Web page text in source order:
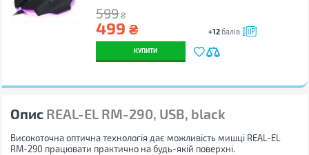
499 ₴
599 ₴
+12балів
КУПИТИ
Опис REAL-EL RM-290, USB, black
Високоточна оптична технологія дає можливість мишці REAL-EL
RM-290 працювати практично на будь-якій поверхні.